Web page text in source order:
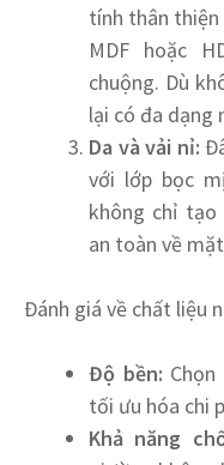
tính thân
MDF hoặc
chuộng. Dù
lại có đa dạng
Da và vải nỉ:
với lớp bọc
không chỉ
an toàn về
Đánh giá về chất liệu
Độ bền:
tối ưu hóa chi
Khả năng